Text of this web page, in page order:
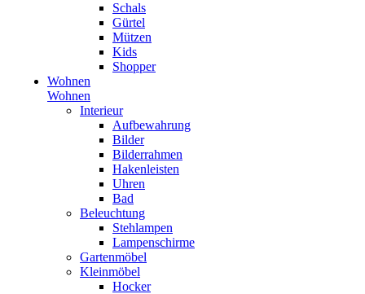
Schals
Gürtel
Mützen
Kids
Shopper
Wohnen
Wohnen
Interieur
Aufbewahrung
Bilder
Bilderrahmen
Hakenleisten
Uhren
Bad
Beleuchtung
Stehlampen
Lampenschirme
Gartenmöbel
Kleinmöbel
Hocker